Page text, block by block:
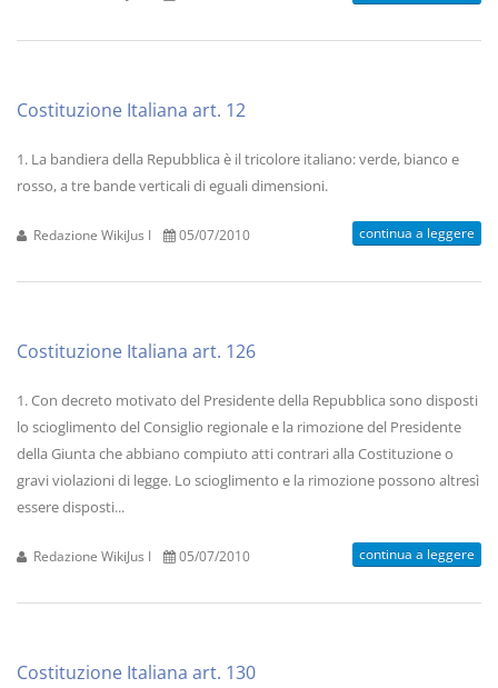
Costituzione Italiana art. 12
1. La bandiera della Repubblica è il tricolore italiano: verde, bianco e
rosso, a tre bande verticali di eguali dimensioni.
Redazione WikiJus I 05/07/2010 continua a leggere
Costituzione Italiana art. 126
1. Con decreto motivato del Presidente della Repubblica sono disposti
lo scioglimento del Consiglio regionale e la rimozione del Presidente
della Giunta che abbiano compiuto atti contrari alla Costituzione o
gravi violazioni di legge. Lo scioglimento e la rimozione possono altresì
essere disposti...
Redazione WikiJus I 05/07/2010 continua a leggere
Costituzione Italiana art. 130